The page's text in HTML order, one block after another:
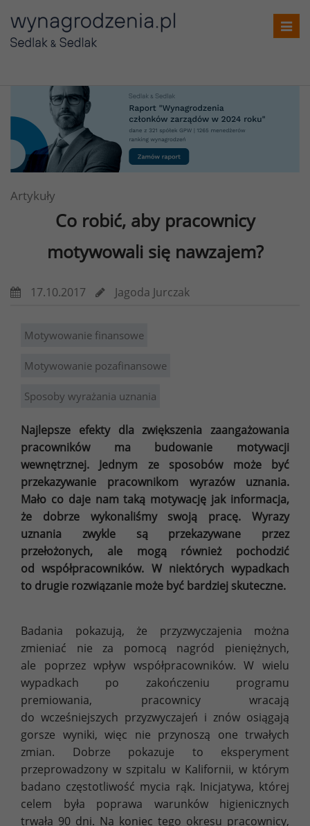
Artykuły
Co robić, aby pracownicy
motywowali się nawzajem?
17.10.2017 Jagoda Jurczak
Motywowanie finansowe
Motywowanie pozafinansowe
Sposoby wyrażania uznania
Najlepsze efekty dla zwiększenia zaangażowania
pracowników ma budowanie motywacji
wewnętrznej. Jednym ze sposobów może być
przekazywanie pracownikom wyrazów uznania.
Mało co daje nam taką motywację jak informacja,
że dobrze wykonaliśmy swoją pracę. Wyrazy
uznania zwykle są przekazywane przez
przełożonych, ale mogą również pochodzić
od współpracowników. W niektórych wypadkach
to drugie rozwiązanie może być bardziej skuteczne.
Badania pokazują, że przyzwyczajenia można
zmieniać nie za pomocą nagród pieniężnych,
ale poprzez wpływ współpracowników. W wielu
wypadkach po zakończeniu programu
premiowania, pracownicy wracają
do wcześniejszych przyzwyczajeń i znów osiągają
gorsze wyniki, więc nie przynoszą one trwałych
zmian. Dobrze pokazuje to eksperyment
przeprowadzony w szpitalu w Kalifornii, w którym
badano częstotliwość mycia rąk. Inicjatywa, której
celem była poprawa warunków higienicznych
trwała 90 dni. Na koniec tego okresu pracownicy,